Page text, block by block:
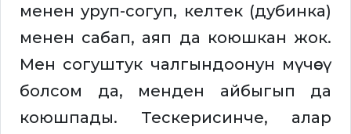
менен уруп-согуп, келтек (дубинка)
менен сабап, аяп да коюшкан жок.
Мен согуштук чалгындоонун мүчөсү
болсом да, менден айбыгып да
коюшпады. Тескерисинче, алар